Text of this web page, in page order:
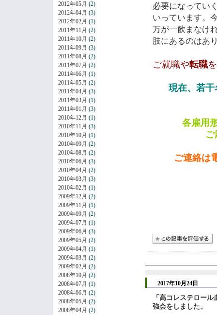
2012年05月 (2)
2012年04月 (3)
2012年02月 (1)
2011年11月 (2)
2011年10月 (2)
2011年09月 (3)
2011年08月 (2)
2011年07月 (2)
2011年06月 (1)
2011年05月 (2)
2011年04月 (3)
2011年03月 (1)
2011年01月 (3)
2010年12月 (1)
2010年11月 (3)
2010年10月 (1)
2010年09月 (2)
2010年08月 (2)
2010年06月 (3)
2010年04月 (2)
2010年03月 (3)
2010年02月 (1)
2009年12月 (2)
2009年11月 (1)
2009年09月 (2)
2009年07月 (1)
2009年06月 (3)
2009年05月 (2)
2009年04月 (1)
2009年03月 (2)
2009年02月 (2)
2008年10月 (2)
2008年07月 (1)
2008年06月 (2)
2008年05月 (2)
2008年04月 (2)
必要になってい
いっています。
万が一飲まなけ
肢にあるのはあ
ご就職や転職
現在、若
各雇用
ご連絡は
2017年10月24日
「高コレステロー
強会をしました。